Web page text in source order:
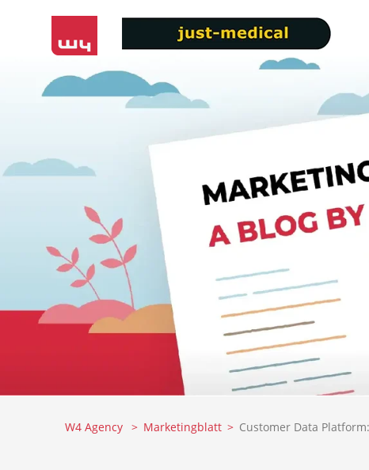
W4 Agency Marketingblatt Customer Data